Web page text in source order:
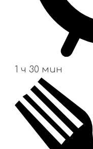
1 ч 30 мин